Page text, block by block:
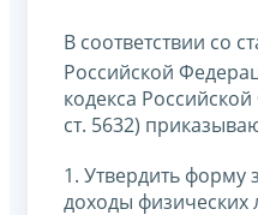
В соответствии со
Российской
кодекса
ст. 5632)
1. Утвердить
доходы физических